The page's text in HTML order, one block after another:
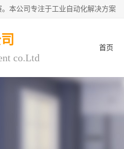
本公司专注于工业自动化解决方案
co.Ltd
首页